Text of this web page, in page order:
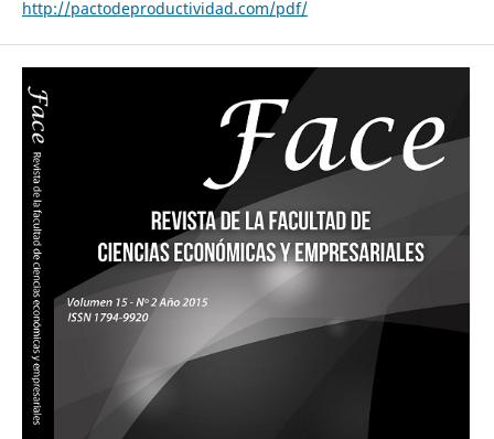
http://pactodeproductividad.com/pdf/